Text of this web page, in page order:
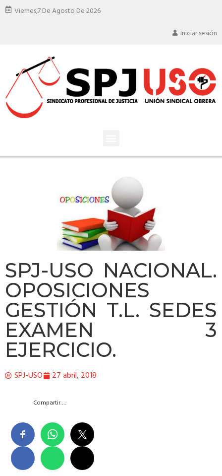
Viernes,7 De Agosto De 2026
Iniciar sesión
SPJ-USO NACIONAL.
OPOSICIONES
GESTIÓN T.L. SEDES
EXAMEN 3
EJERCICIO.
SPJ-USO 27 abril, 2018
Compartir….